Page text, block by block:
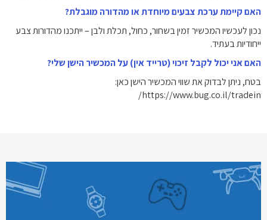
האם קיימת ערכת צבעים מיוחדת או מהדורה מוגבלת?
נכון לעכשיו המכשיר זמין בשחור, כחול, תכלת ולבן – ייתכנו מהדורות צבע
ייחודיות בעתיד.
האם אני יכול לקבל זיכוי (טרייד אין) על המכשיר הישן שלי?
בטח, ניתן לבדוק את שווי המכשיר הישן כאן:
https://www.bug.co.il/tradein/